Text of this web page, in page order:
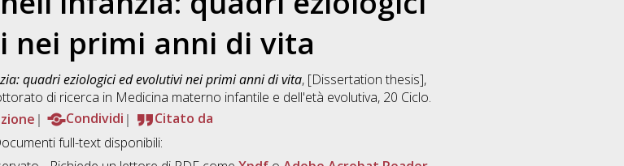
nei primi anni di vita
quadri eziologici ed evolutivi nei primi anni di vita, [Dissertation thesis],
di ricerca in Medicina materno infantile e dell'età evolutiva, 20 Ciclo.
Condividi
Citato da
full-text disponibili: